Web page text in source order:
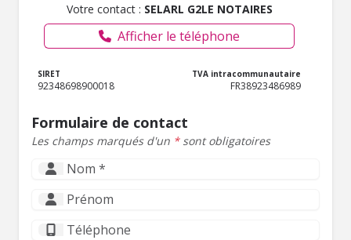
Votre contact : SELARL G2LE NOTAIRES
Afficher le téléphone
SIRET
92348698900018
TVA intracommunautaire
FR38923486989
Formulaire de contact
Les champs marqués d'un *sont obligatoires